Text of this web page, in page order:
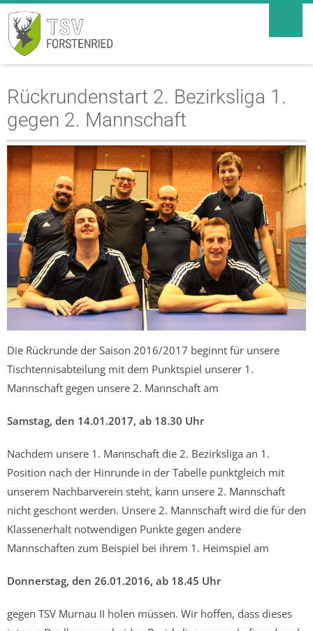
Rückrundenstart 2. Bezirksliga 1.
gegen 2. Mannschaft
Die Rückrunde der Saison 2016/2017 beginnt für unsere
Tischtennisabteilung mit dem Punktspiel unserer 1.
Mannschaft gegen unsere 2. Mannschaft am
Samstag, den 14.01.2017, ab 18.30 Uhr
Nachdem unsere 1. Mannschaft die 2. Bezirksliga an 1.
Position nach der Hinrunde in der Tabelle punktgleich mit
unserem Nachbarverein steht, kann unsere 2. Mannschaft
nicht geschont werden. Unsere 2. Mannschaft wird die für den
Klassenerhalt notwendigen Punkte gegen andere
Mannschaften zum Beispiel bei ihrem 1. Heimspiel am
Donnerstag, den 26.01.2016, ab 18.45 Uhr
gegen TSV Murnau II holen müssen. Wir hoffen, dass dieses